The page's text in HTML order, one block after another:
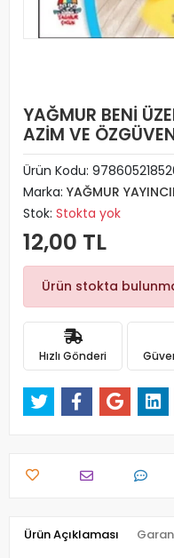
YAĞMUR BENİ
AZİM VE
Ürün Kodu:
Marka: YAĞMUR
Stok: Stokta yok
12,00 TL
Ürün stokta
Hızlı Gönderi
Ürün Açıklaması